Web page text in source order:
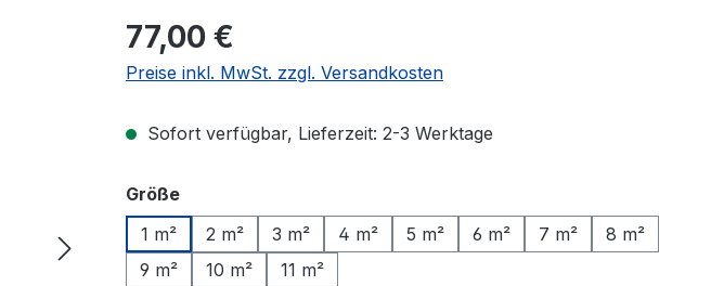
Regulärer Preis:
77,00 €
Preise inkl. MwSt. zzgl. Versandkosten
Sofort verfügbar, Lieferzeit: 2-3 Werktage
Größeauswählen
1 m²
2 m² 3 m² 4 m² 5 m² 6 m² 7 m²
8 m²
9 m²
10 m² 11 m²